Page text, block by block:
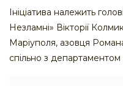
Ініціатива належить
Незламні» Вікторії
Маріуполя, азовця
спільно з департаментом